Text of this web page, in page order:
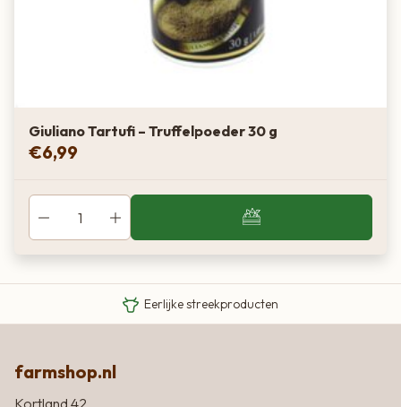
Giuliano Tartufi – Truffelpoeder 30 g
€6,99
Eigen Limousin runderen
Eerlijke streekproducten
farmshop.nl